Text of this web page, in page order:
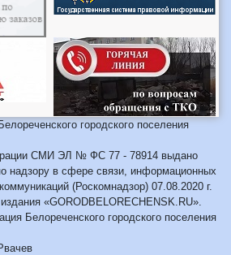
городского поселения
СМИ ЭЛ № ФС 77 - 78914 выдано
надзору в сфере связи, информационных
(Роскомнадзор) 07.08.2020 г.
«GORODBELORECHENSK.RU».
Белореченского городского поселения